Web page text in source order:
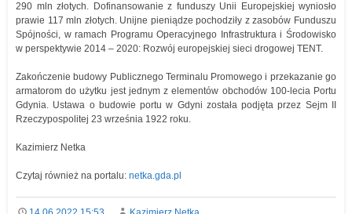
290 mln złotych. Dofinansowanie z funduszy Unii Europejskiej wyniosło
prawie 117 mln złotych. Unijne pieniądze pochodziły z zasobów Funduszu
Spójności, w ramach Programu Operacyjnego Infrastruktura i Środowisko
w perspektywie 2014 – 2020: Rozwój europejskiej sieci drogowej TENT.
Zakończenie budowy Publicznego Terminalu Promowego i przekazanie go
armatorom do użytku jest jednym z elementów obchodów 100-lecia Portu
Gdynia. Ustawa o budowie portu w Gdyni została podjęta przez Sejm II
Rzeczypospolitej 23 września 1922 roku.
Kazimierz Netka
Czytaj również na portalu: netka.gda.pl